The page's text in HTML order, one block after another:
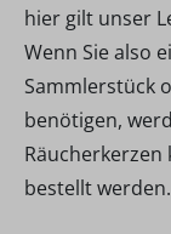
hier gilt unser
Wenn Sie also
Sammlerstück
benötigen,
bestellt werden.